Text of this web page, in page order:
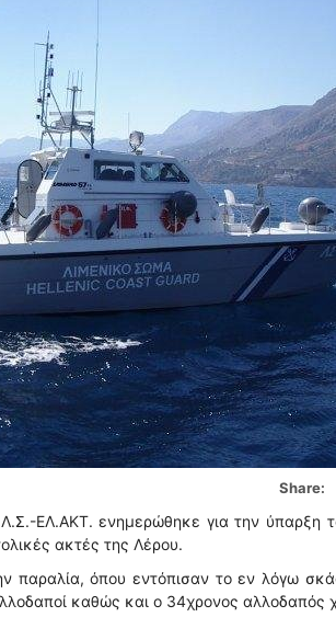
Share:
ΕΛ.ΑΚΤ. ενημερώθηκε για την ύπαρξη
ακτές της Λέρου.
παραλία, όπου εντόπισαν το εν λόγω
καθώς και ο 34χρονος αλλοδαπός